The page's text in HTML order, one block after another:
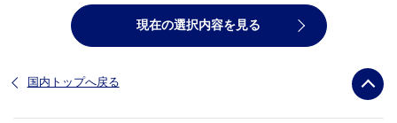
現在の選択内容を見る
国内トップへ戻る